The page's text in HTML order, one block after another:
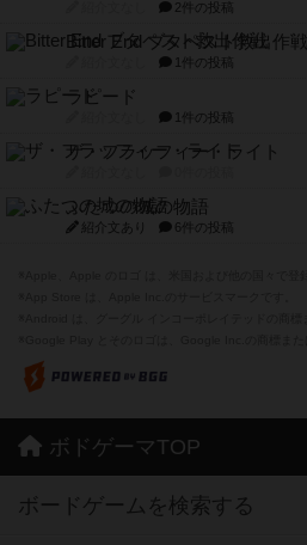
2件の投稿
Bitter End ブタペスト救出作戦
1件の投稿
ラピード
1件の投稿
ザ・フラッフィー・ライト
ふたつの城の物語
紹介文あり 6件の投稿
ボドゲーマTOP
ボードゲームを検索する